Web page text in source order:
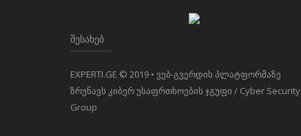
ᲨᲔᲡᲐᲮᲔᲑ
EXPERTI.GE © 2019 • ვებ-გვერდის პლატფორმაზე
ზრუნავს კიბერ უსაფრთხოების ჯგუფი / Cyber Security
Group